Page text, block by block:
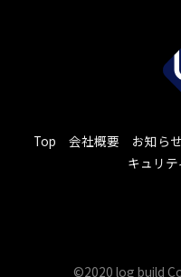
Top 会社概要 お知らせ
キュリ
©2020 log build